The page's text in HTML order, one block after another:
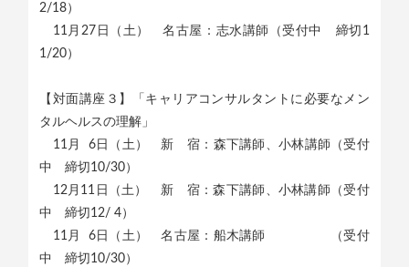
2/18）
11月27日（土） 名古屋：志水講師（受付中 締切1
1/20）
【対面講座３】「キャリアコンサルタントに必要なメン
タルヘルスの理解」
11月 6日（土） 新 宿：森下講師、小林講師（受付
中 締切10/30）
12月11日（土） 新 宿：森下講師、小林講師（受付
中 締切12/ 4）
11月 6日（土） 名古屋：船木講師 （受付
中 締切10/30）